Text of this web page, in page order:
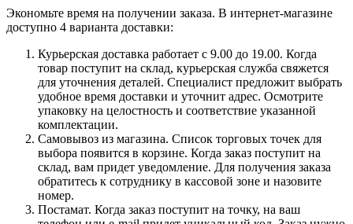
Экономьте время на получении заказа. В интернет-магазине
доступно 4 варианта доставки:
Курьерская доставка работает с 9.00 до 19.00. Когда
товар поступит на склад, курьерская служба свяжется
для уточнения деталей. Специалист предложит выбрать
удобное время доставки и уточнит адрес. Осмотрите
упаковку на целостность и соответствие указанной
комплектации.
Самовывоз из магазина. Список торговых точек для
выбора появится в корзине. Когда заказ поступит на
склад, вам придет уведомление. Для получения заказа
обратитесь к сотруднику в кассовой зоне и назовите
номер.
Постамат. Когда заказ поступит на точку, на ваш